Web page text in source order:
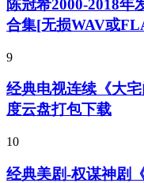
陈冠希2000-2018年
合集[无损WAV或
9
经典电视连续《大
度云盘打包下载
10
经典美剧-权谋神剧